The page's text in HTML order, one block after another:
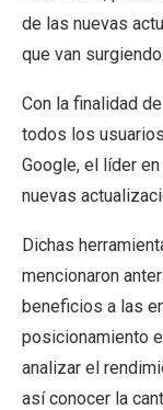
de las nuevas
que van surgiendo.
Con la finalidad
todos los
Google, el líder
nuevas
Dichas
mencionaron
beneficios a las
posicionamiento
analizar el
así conocer la